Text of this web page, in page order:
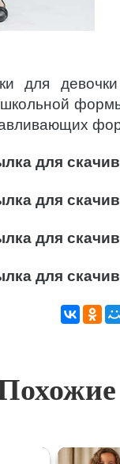
для
для
для
для
для